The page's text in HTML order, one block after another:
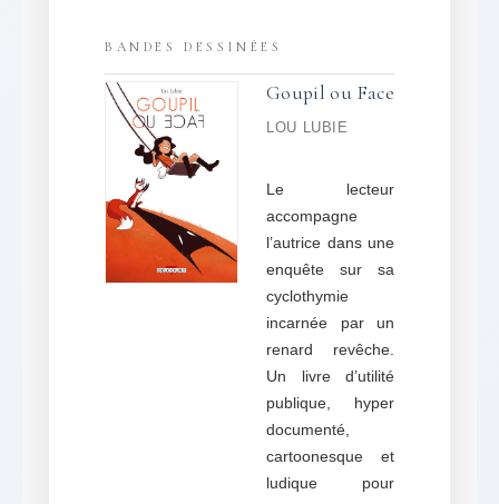
BANDES DESSINÉES
Goupil ou Face
LOU LUBIE
Le lecteur
accompagne
l’autrice dans une
enquête sur sa
cyclothymie
incarnée par un
renard revêche.
Un livre d’utilité
publique, hyper
documenté,
cartoonesque et
ludique pour